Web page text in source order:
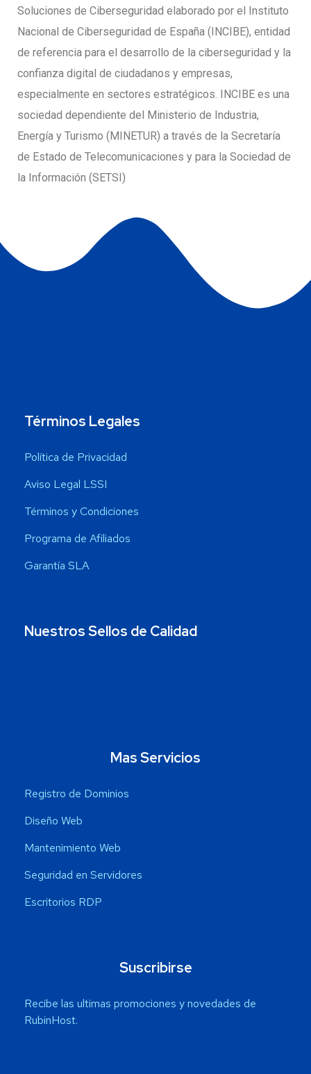
Soluciones de Ciberseguridad elaborado por el Instituto
Nacional de Ciberseguridad de España (INCIBE), entidad
de referencia para el desarrollo de la ciberseguridad y la
confianza digital de ciudadanos y empresas,
especialmente en sectores estratégicos. INCIBE es una
sociedad dependiente del Ministerio de Industria,
Energía y Turismo (MINETUR) a través de la Secretaría
de Estado de Telecomunicaciones y para la Sociedad de
la Información (SETSI)
Términos Legales
Política de Privacidad
Aviso Legal LSSI
Términos y Condiciones
Programa de Afiliados
Garantía SLA
Nuestros Sellos de Calidad
Mas Servicios
Registro de Dominios
Diseño Web
Mantenimiento Web
Seguridad en Servidores
Escritorios RDP
Suscribirse
Recibe las ultimas promociones y novedades de
RubinHost.